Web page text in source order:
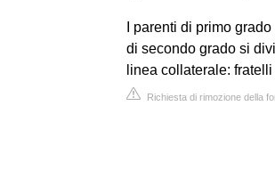
I parenti di primo
di secondo grado si
linea collaterale:
Richiesta di rimozione della